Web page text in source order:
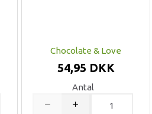
Chocolate & Love
54,95 DKK
Antal